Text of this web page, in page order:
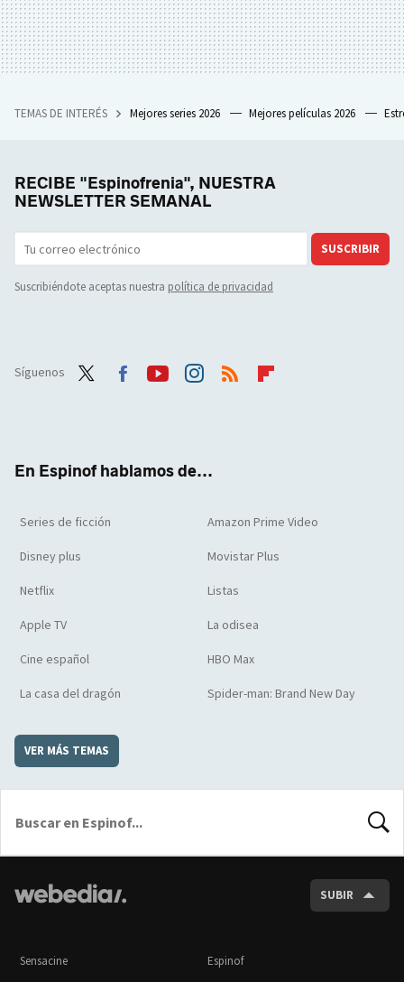
TEMAS DE INTERÉS Mejores series 2026 Mejores películas 2026
RECIBE "Espinofrenia", NUESTRA
NEWSLETTER SEMANAL
SUSCRIBIR
Suscribiéndote aceptas nuestra política de privacidad
Síguenos
En Espinof hablamos de...
Series de ficción Amazon Prime Video
Disney plus Movistar Plus
Netflix Listas
Apple TV La odisea
Cine español HBO Max
La casa del dragón Spider-man: Brand New Day
VER MÁS TEMAS
SUBIR
Sensacine Espinof